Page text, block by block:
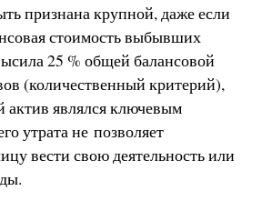
признана крупной, даже если
стоимость выбывших
25 % общей балансовой
(количественный критерий),
являлся ключевым
утрата не позволяет
вести свою деятельность или